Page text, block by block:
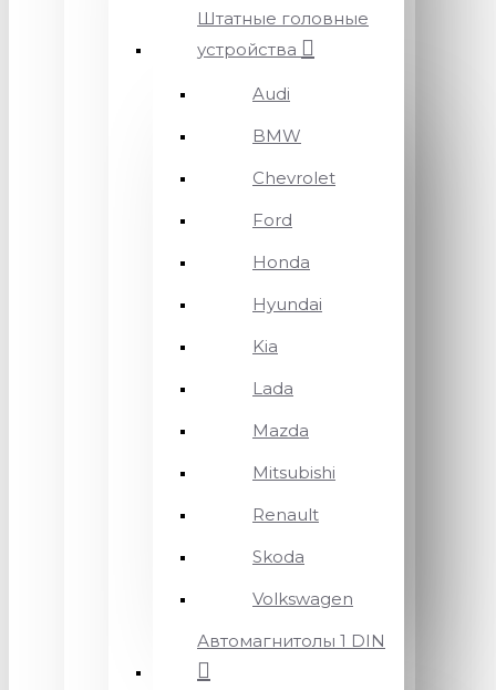
Штатные головные
устройства
Audi
BMW
Chevrolet
Ford
Honda
Hyundai
Kia
Lada
Mazda
Mitsubishi
Renault
Skoda
Volkswagen
Автомагнитолы 1 DIN